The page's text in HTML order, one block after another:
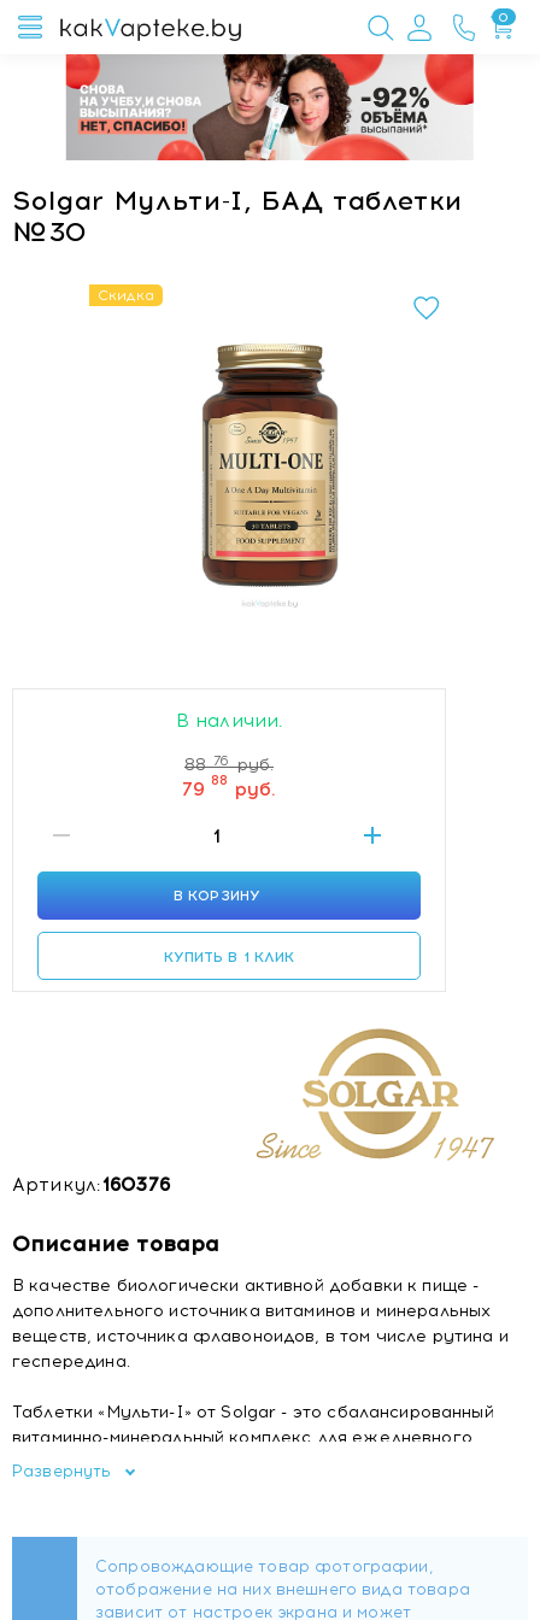
0
Solgar Мульти-I, БАД таблетки
№30
Скидка
В наличии.
88 76 руб.
79 88 руб.
В КОРЗИНУ
КУПИТЬ В 1 КЛИК
Артикул:160376
Описание товара
В качестве биологически активной добавки к пище -
дополнительного источника витаминов и минеральных
веществ, источника флавоноидов, в том числе рутина и
геспередина.
Таблетки «Мульти-I» от Solgar - это сбалансированный
витаминно-минеральный комплекс для ежедневного
приема.
ведет активный образ жизни, испытывает повышенные
умственные, физические и психологические нагрузки,
находится в состоянии стресса, испытывает потребность
в витаминах группы В.
Развернуть